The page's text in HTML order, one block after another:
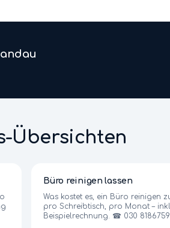
Übersichten
Büro reinigen lassen
Was kostet es, ein Büro reinigen
pro Schreibtisch, pro Monat –
Beispielrechnung. ☎ 030